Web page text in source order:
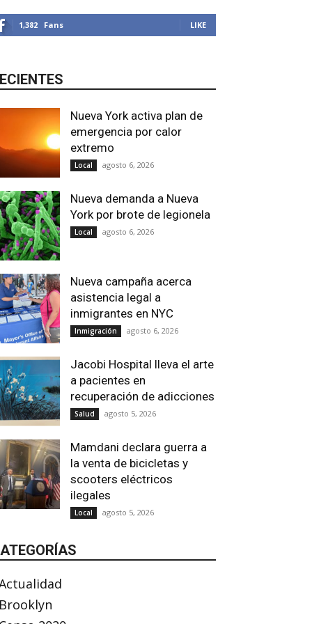
1,382 Fans LIKE
Nueva York activa plan de
emergencia por calor
extremo
Local agosto 6, 2026
Nueva demanda a Nueva
York por brote de legionela
Local agosto 6, 2026
Nueva campaña acerca
asistencia legal a
inmigrantes en NYC
Inmigración agosto 6, 2026
Jacobi Hospital lleva el arte
a pacientes en
recuperación de adicciones
Salud agosto 5, 2026
Mamdani declara guerra a
la venta de bicicletas y
scooters eléctricos
ilegales
Local agosto 5, 2026